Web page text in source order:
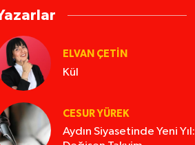
ELVAN ÇETIN
Kül
CESUR YÜREK
Aydın Siyasetinde Yeni Yıl: